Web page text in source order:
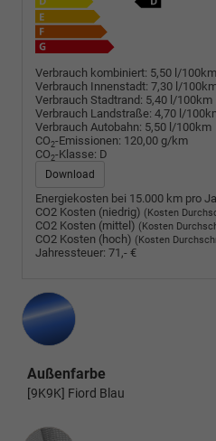
Verbrauch kombiniert: 5,50 l/100km
Verbrauch Innenstadt: 7,30 l/
Verbrauch Stadtrand: 5,40 l/100km
Verbrauch Landstraße: 4,70 l/
Verbrauch Autobahn: 5,50 l/100km
CO2-Emissionen: 120,00 g/km
CO2-Klasse: D
Download
Energiekosten bei 15.000 km pro
CO2 Kosten (niedrig) (Kosten
CO2 Kosten (mittel) (Kosten
CO2 Kosten (hoch) (Kosten
Jahressteuer: 71,- €
Außenfarbe
[9K9K] Fiord Blau
Innenausstattung